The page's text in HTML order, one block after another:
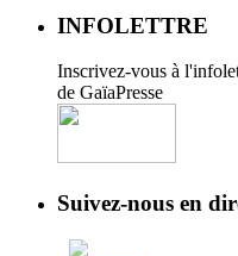
INFOLETTRE
Inscrivez-vous à
de GaïaPresse
Suivez-nous en